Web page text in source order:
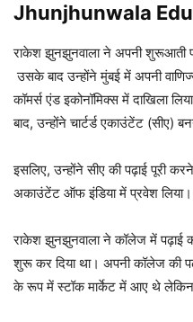
Jhunjhunwala
राकेश झुनझुनवाला ने अपनी शुरूआती
उसके बाद उन्होंने मुंबई में अपनी
कॉमर्स एंड इकोनॉमिक्स में दाखिला
बाद, उन्होंने चार्टर्ड एकाउंटेंट (सीए)
इसलिए, उन्होंने सीए की पढ़ाई पूरी
अकाउंटेंट ऑफ इंडिया में प्रवेश लिया।
राकेश झुनझुनवाला ने कॉलेज में पढ़ाई
शुरू कर दिया था। अपनी कॉलेज की
के रूप में स्टॉक मार्केट में आए थे